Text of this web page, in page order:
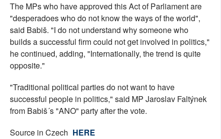
The MPs who have approved this Act of Parliament are
"desperadoes who do not know the ways of the world",
said Babiš. "I do not understand why someone who
builds a successful firm could not get involved in politics,"
he continued, adding, "Internationally, the trend is quite
opposite."
"Traditional political parties do not want to have
successful people in politics," said MP Jaroslav Faltýnek
from Babiš´s "ANO" party after the vote.
Source in Czech HERE